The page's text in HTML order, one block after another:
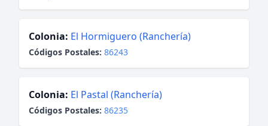
Colonia: El Hormiguero (Ranchería)
Códigos Postales: 86243
Colonia: El Pastal (Ranchería)
Códigos Postales: 86235